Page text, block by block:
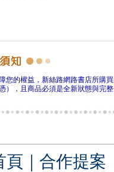
您的權益，新絲路網路書店所購
），且商品必須是全新狀態與完
頁 ｜ 合作提案